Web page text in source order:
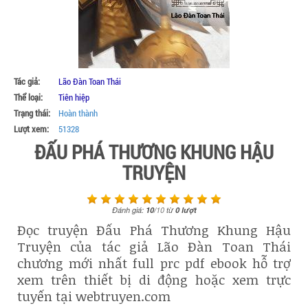
Tác giả:
Lão Đàn Toan Thái
Thể loại:
Tiên hiệp
Trạng thái:
Hoàn thành
Lượt xem:
51328
ĐẤU PHÁ THƯƠNG KHUNG HẬU
TRUYỆN
Đánh giá: 10/10từ0lượt
Đọc truyện Đấu Phá Thương Khung Hậu
Truyện của tác giả Lão Đàn Toan Thái
chương mới nhất full prc pdf ebook hỗ trợ
xem trên thiết bị di động hoặc xem trực
tuyến tại webtruyen.com